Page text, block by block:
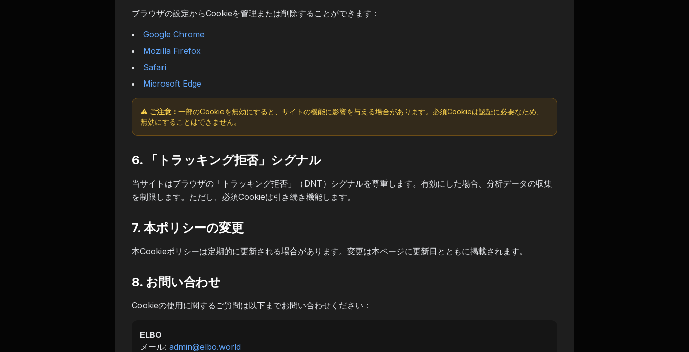
ブラウザの設定からCookieを管理または削除することができます：
Google Chrome
Mozilla Firefox
Safari
Microsoft Edge
⚠️ ご注意： 一部のCookieを無効にすると、サイトの機能に影響を与える場合があります。必須Cookieは認証に必要なため、
無効にすることはできません。
6. 「トラッキング拒否」シグナル
当サイトはブラウザの「トラッキング拒否」（DNT）シグナルを尊重します。有効にした場合、分析データの収集
を制限します。ただし、必須Cookieは引き続き機能します。
7. 本ポリシーの変更
本Cookieポリシーは定期的に更新される場合があります。変更は本ページに更新日とともに掲載されます。
8. お問い合わせ
Cookieの使用に関するご質問は以下までお問い合わせください：
ELBO
メール: admin@elbo.world